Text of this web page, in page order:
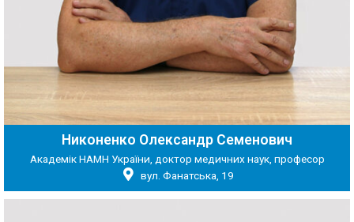
Никоненко Олександр Семенович
Академік НАМН України, доктор медичних наук, професор
вул. Фанатська, 19